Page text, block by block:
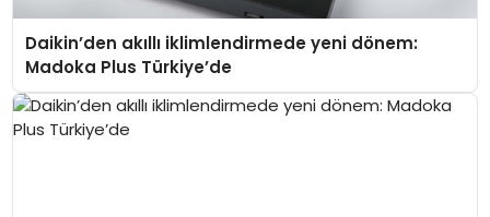
Daikin’den akıllı iklimlendirmede yeni dönem:
Madoka Plus Türkiye’de